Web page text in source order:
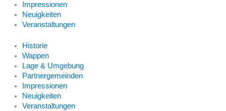
Impressionen
Neuigkeiten
Veranstaltungen
Historie
Wappen
Lage & Umgebung
Partnergemeinden
Impressionen
Neuigkeiten
Veranstaltungen